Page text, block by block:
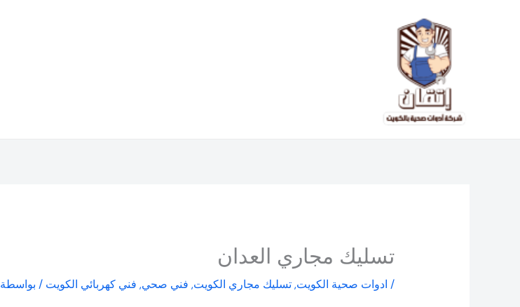
تسليك مجاري العدان
/ ادوات صحية الكويت,تسليك مجاري الكويت, فني صحي, فني كهربائي الكويت / بواسطة